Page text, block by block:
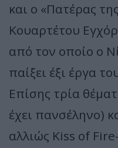
και ο «Πατέρας
Κουαρτέτου
από τον οποίο ο
παίξει έξι έργα
Επίσης τρία
έχει πανσέληνο)
αλλιώς Kiss of